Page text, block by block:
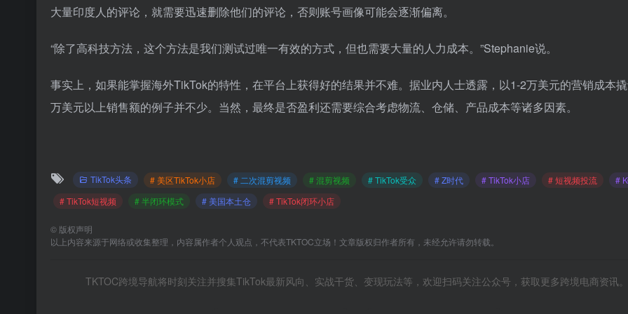
大量印度人的评论，就需要迅速删除他们的评论，否则账号画像可能会逐渐偏离。
“除了高科技方法，这个方法是我们测试过唯一有效的方式，但也需要大量的人力成本。”Stephanie说。
事实上，如果能掌握海外TikTok的特性，在平台上获得好的结果并不难。据业内人士透露，以1-2万美元的营销成本
万美元以上销售额的例子并不少。当然，最终是否盈利还需要综合考虑物流、仓储、产品成本等诸多因素。
TikTok头条 # 美区TikTok小店 # 二次混剪视频 # 混剪视频 # TikTok受众 # Z时代 # TikTok小店 # 短视频投流
#
# TikTok短视频
# 半闭环模式 # 美国本土仓 # TikTok闭环小店
© 版权声明
以上内容来源于网络或收集整理，内容属作者个人观点，不代表TKTOC立场！文章版权归作者所有，未经允许请勿转载。
TKTOC跨境导航将时刻关注并搜集TikTok最新风向、实战干货、变现玩法等，欢迎扫码关注公众号，获取更多跨境电商资讯。